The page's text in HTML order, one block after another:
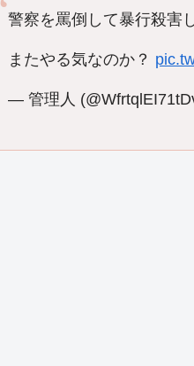
警察を罵倒して暴行殺害
またやる気なのか？
— 管理人